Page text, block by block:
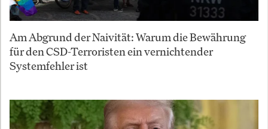
Am Abgrund der Naivität: Warum die Bewährung
für den CSD-Terroristen ein vernichtender
Systemfehler ist